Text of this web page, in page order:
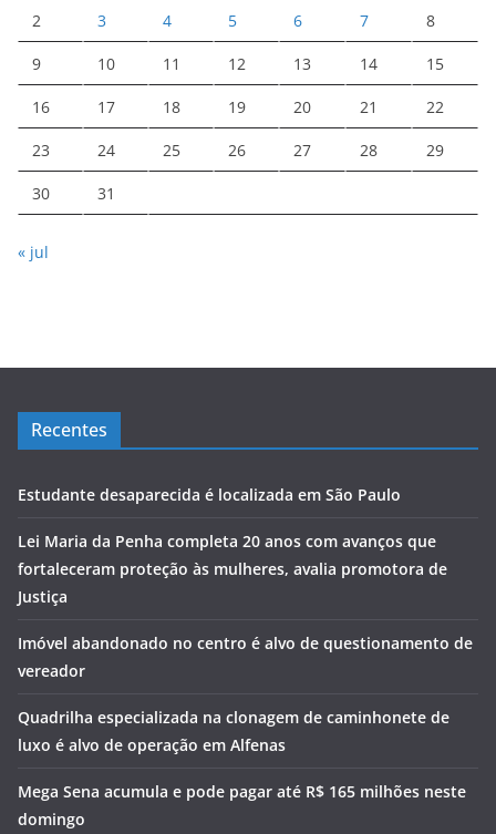
2 3 4 5 6 7 8
9 10 11 12 13 14 15
16 17 18 19 20 21 22
23 24 25 26 27 28 29
30 31
« jul
Recentes
Estudante desaparecida é localizada em São Paulo
Lei Maria da Penha completa 20 anos com avanços que
fortaleceram proteção às mulheres, avalia promotora de
Justiça
Imóvel abandonado no centro é alvo de questionamento de
vereador
Quadrilha especializada na clonagem de caminhonete de
luxo é alvo de operação em Alfenas
Mega Sena acumula e pode pagar até R$ 165 milhões neste
domingo